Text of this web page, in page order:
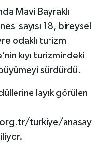
Mavi Bayraklı
sayısı 18, bireysel
odaklı turizm
kıyı turizmindeki
sürdürdü.
layık görülen
turkiye/anasay